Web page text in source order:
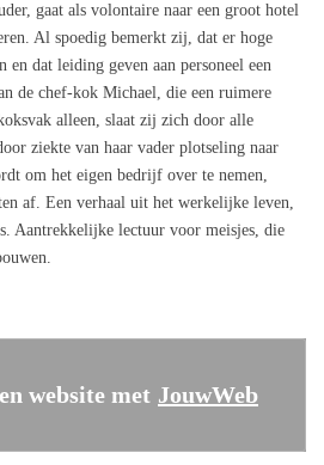
gaat als volontaire naar een groot hotel
Al spoedig bemerkt zij, dat er hoge
en dat leiding geven aan personeel een
de chef-kok Michael, die een ruimere
alleen, slaat zij zich door alle
ziekte van haar vader plotseling naar
om het eigen bedrijf over te nemen,
af. Een verhaal uit het werkelijke leven,
Aantrekkelijke lectuur voor meisjes, die
website met JouwWeb